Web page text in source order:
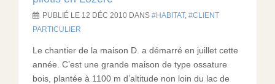
PUBLIÉ LE 12 DÉC 2010 DANS HABITAT,
CLIENT
PARTICULIER
Le chantier de la maison D. a démarré en juillet cette
année. C’est une grande maison de type ossature
bois, plantée à 1100 m d’altitude non loin du lac de